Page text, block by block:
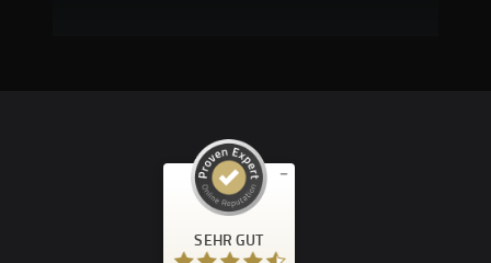
SEHR GUT
Kundenbewertungen und Erfahrungen zu